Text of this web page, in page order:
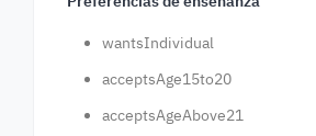
wantsIndividual
acceptsAge15to20
acceptsAgeAbove21